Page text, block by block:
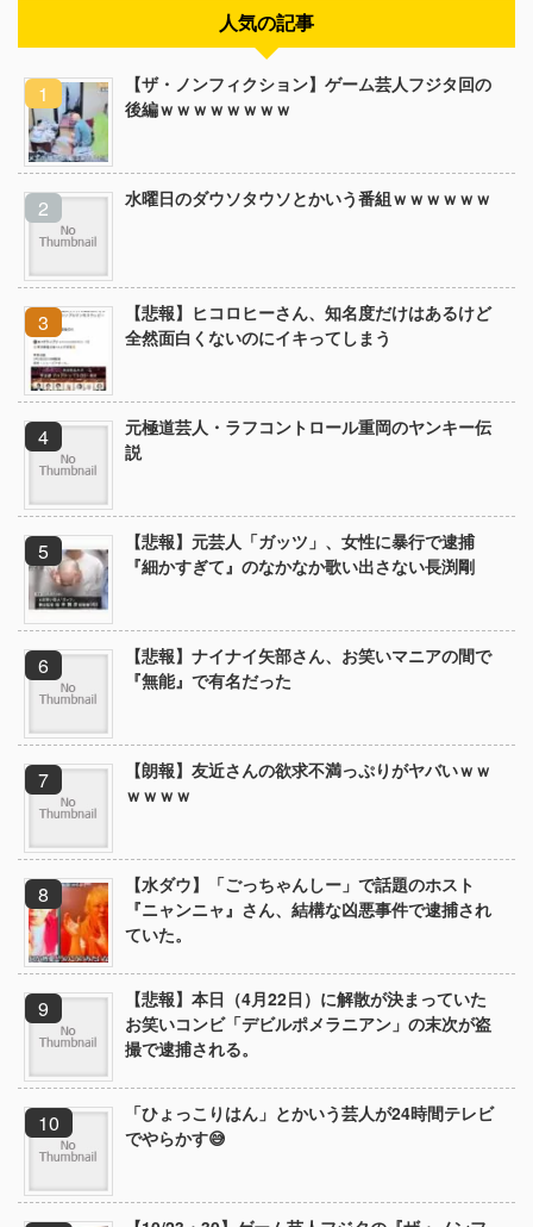
人気の記事
【ザ・ノンフィクション】ゲーム芸人フジタ回の
後編ｗｗｗｗｗｗｗｗ
水曜日のダウソタウソとかいう番組ｗｗｗｗｗｗ
【悲報】ヒコロヒーさん、知名度だけはあるけど
全然面白くないのにイキってしまう
元極道芸人・ラフコントロール重岡のヤンキー伝
説
【悲報】元芸人「ガッツ」、女性に暴行で逮捕
『細かすぎて』のなかなか歌い出さない長渕剛
【悲報】ナイナイ矢部さん、お笑いマニアの間で
『無能』で有名だった
【朗報】友近さんの欲求不満っぷりがヤバいｗｗ
ｗｗｗｗ
【水ダウ】「ごっちゃんしー」で話題のホスト
『ニャンニャ』さん、結構な凶悪事件で逮捕され
ていた。
【悲報】本日（4月22日）に解散が決まっていた
お笑いコンビ「デビルポメラニアン」の末次が盗
撮で逮捕される。
「ひょっこりはん」とかいう芸人が24時間テレビ
でやらかす😅